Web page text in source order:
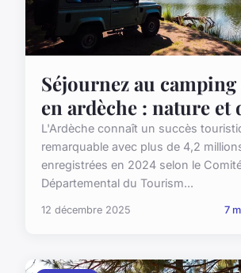
Séjournez au camping
en ardèche : nature et
L'Ardèche connaît un succès
remarquable avec plus de 4,2
enregistrées en 2024 selon le
Départemental du Tourism...
12 décembre 2025 7